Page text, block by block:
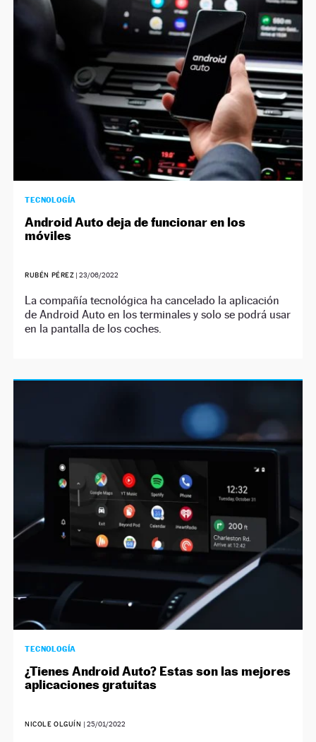
TECNOLOGÍA
Android Auto deja de funcionar en los
móviles
RUBÉN PÉREZ |23/06/2022
La compañía tecnológica ha cancelado la aplicación
de Android Auto en los terminales y solo se podrá usar
en la pantalla de los coches.
TECNOLOGÍA
¿Tienes Android Auto? Estas son las mejores
aplicaciones gratuitas
NICOLE OLGUÍN | 25/01/2022